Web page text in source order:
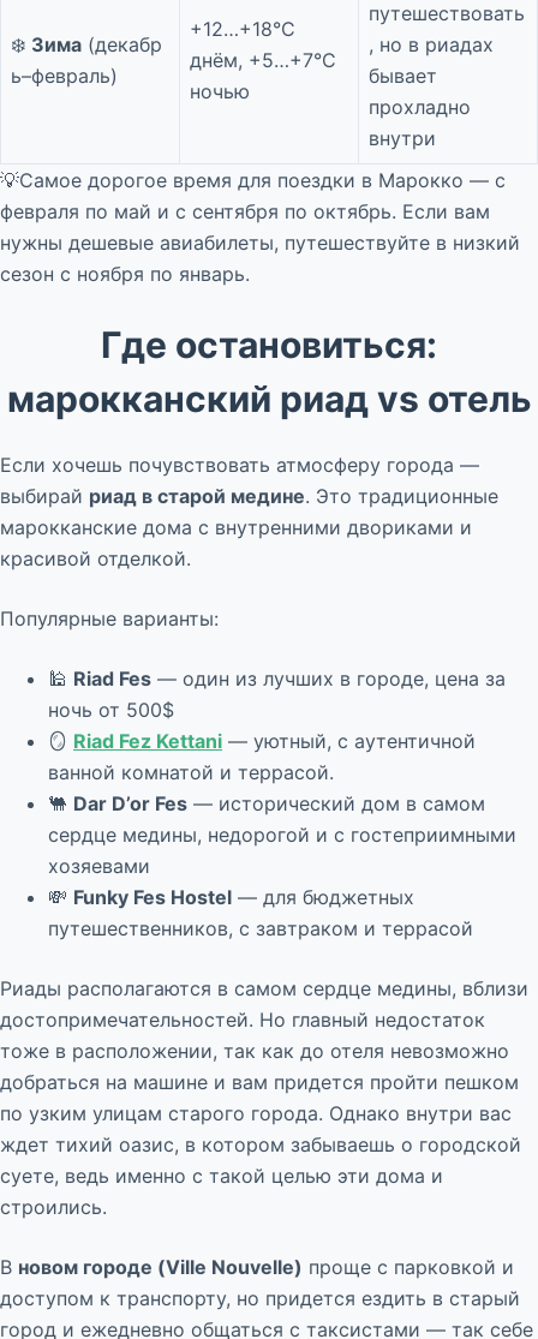
❄️ Зима (декабр
ь–февраль)
+12…+18°C
днём, +5…+7°C
ночью
путешествовать
, но в риадах
бывает
прохладно
внутри
💡Самое дорогое время для поездки в Марокко — с
февраля по май и с сентября по октябрь. Если вам
нужны дешевые авиабилеты, путешествуйте в низкий
сезон с ноября по январь.
Где остановиться:
марокканский риад vs отель
Если хочешь почувствовать атмосферу города —
выбирай риад в старой медине. Это традиционные
марокканские дома с внутренними двориками и
красивой отделкой.
Популярные варианты:
🕌 Riad Fes — один из лучших в городе, цена за
ночь от 500$
🪞 Riad Fez Kettani — уютный, с аутентичной
ванной комнатой и террасой.
🐫 Dar D’or Fes — исторический дом в самом
сердце медины, недорогой и с гостеприимными
хозяевами
💸 Funky Fes Hostel — для бюджетных
путешественников, с завтраком и террасой
Риады располагаются в самом сердце медины, вблизи
достопримечательностей. Но главный недостаток
тоже в расположении, так как до отеля невозможно
добраться на машине и вам придется пройти пешком
по узким улицам старого города. Однако внутри вас
ждет тихий оазис, в котором забываешь о городской
суете, ведь именно с такой целью эти дома и
строились.
В новом городе (Ville Nouvelle) проще с парковкой и
доступом к транспорту, но придется ездить в старый
город и ежедневно общаться с таксистами — так себе